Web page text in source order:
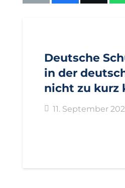
Deutsche
in der
nicht zu kurz
11. September